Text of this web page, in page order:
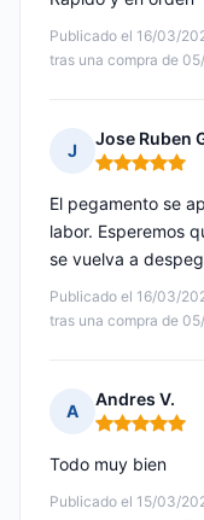
Publicado el 16/03/
tras una compra de
J
Jose Ruben
Nota: 5 de 5
Publicado el 16/03/
tras una compra de
El pegamento se
labor. Esperemos
se vuelva a
A
Andres V.
Nota: 5 de 5
Publicado el 15/03/
Todo muy bien